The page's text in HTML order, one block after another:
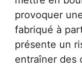
provoquer
fabriqué à
présente un
entraîner des